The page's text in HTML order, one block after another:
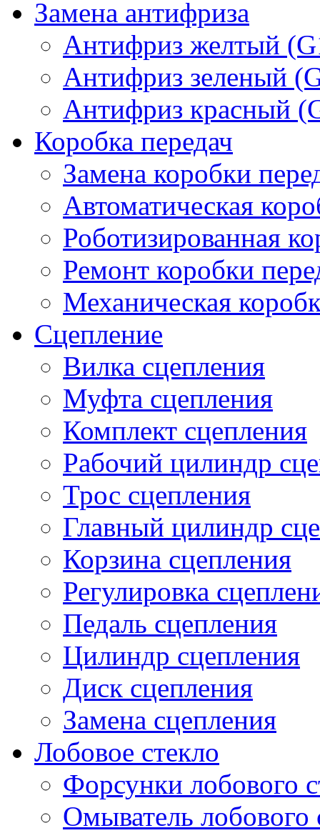
Замена антифриза
Антифриз желтый
Антифриз зеленый
Антифриз красный
Коробка передач
Замена коробки
Автоматическая
Роботизированная
Ремонт коробки
Механическая
Сцепление
Вилка сцепления
Муфта сцепления
Комплект сцепления
Рабочий цилиндр
Трос сцепления
Главный цилиндр
Корзина сцепления
Регулировка
Педаль сцепления
Цилиндр сцепления
Диск сцепления
Замена сцепления
Лобовое стекло
Форсунки лобового
Омыватель лобового